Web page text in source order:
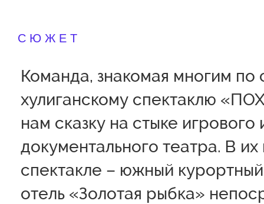
СЮЖЕТ
Команда, знакомая многим по
хулиганскому спектаклю
нам сказку на стыке игрового
документального театра. В
спектакле – южный
отель «Золотая рыбка»